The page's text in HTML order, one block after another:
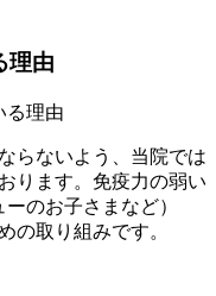
理由
らないよう、当院では
ります。免疫力の弱い
のお子さまなど）
の取り組みです。